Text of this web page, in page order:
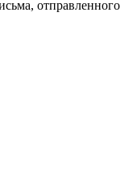
отправленного